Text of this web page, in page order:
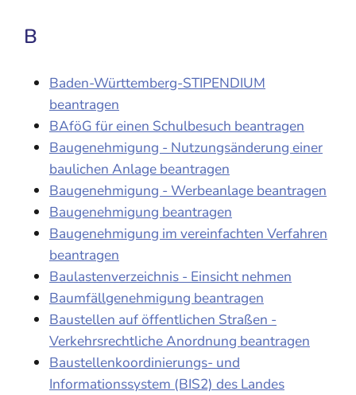
B
Baden-Württemberg-STIPENDIUM
beantragen
BAföG für einen Schulbesuch beantragen
Baugenehmigung - Nutzungsänderung einer
baulichen Anlage beantragen
Baugenehmigung - Werbeanlage beantragen
Baugenehmigung beantragen
Baugenehmigung im vereinfachten Verfahren
beantragen
Baulastenverzeichnis - Einsicht nehmen
Baumfällgenehmigung beantragen
Baustellen auf öffentlichen Straßen -
Verkehrsrechtliche Anordnung beantragen
Baustellenkoordinierungs- und
Informationssystem (BIS2) des Landes